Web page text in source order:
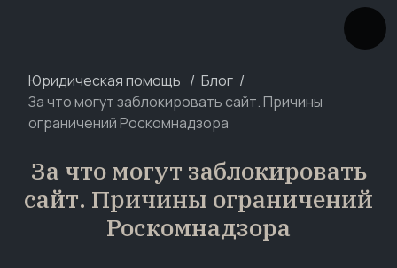
Юридическая помощь
Блог
За что могут заблокировать сайт. Причины
ограничений Роскомнадзора
За что могут заблокировать
сайт. Причины ограничений
Роскомнадзора